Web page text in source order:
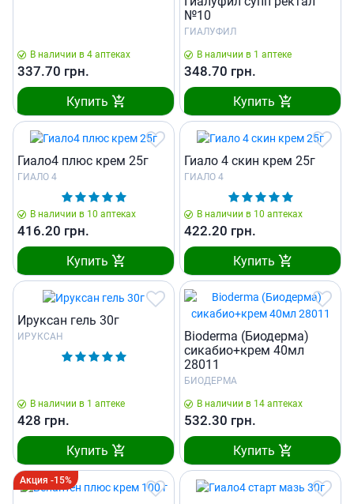
В наличии в 4 аптеках
337.70 грн.
Купить
№10
ГИАЛУФИЛ
В наличии в 1 аптеке
348.70 грн.
Купить
Гиало4 плюс крем 25г
ГИАЛО 4
В наличии в 10 аптеках
416.20 грн.
Купить
Гиало 4 скин крем 25г
ГИАЛО 4
В наличии в 10 аптеках
422.20 грн.
Купить
Ируксан гель 30г
ИРУКСАН
В наличии в 1 аптеке
428 грн.
Купить
Bioderma (Биодерма)
сикабио+крем 40мл
28011
БИОДЕРМА
В наличии в 14 аптеках
532.30 грн.
Купить
Акция -15%